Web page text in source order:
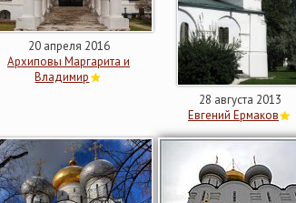
20 апреля 2016
Архиповы Маргарита и
Владимир
28 августа 2013
Евгений Ермаков